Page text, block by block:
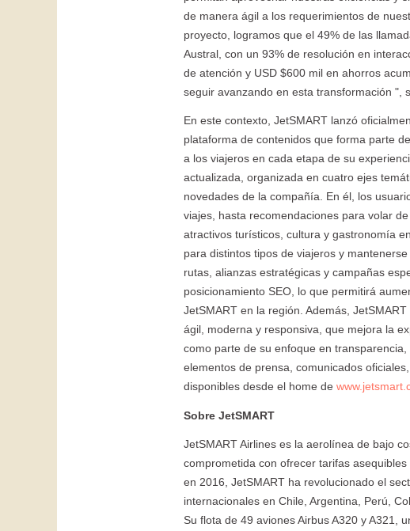
de manera ágil a los requerimientos de
proyecto, logramos que el 49% de las
Austral, con un 93% de resolución en
de atención y USD $600 mil en ahorros
seguir avanzando en esta transformación ",
En este contexto, JetSMART lanzó
plataforma de contenidos que forma parte
a los viajeros en cada etapa de su
actualizada, organizada en cuatro ejes
novedades de la compañía. En él, los
viajes, hasta recomendaciones para volar
atractivos turísticos, cultura y gastronomía
para distintos tipos de viajeros y
rutas, alianzas estratégicas y campañas
posicionamiento SEO, lo que permitirá
JetSMART en la región. Además,
ágil, moderna y responsiva, que mejora la
como parte de su enfoque en
elementos de prensa, comunicados
disponibles desde el home de
Sobre JetSMART
JetSMART Airlines es la aerolínea de bajo
comprometida con ofrecer tarifas
en 2016, JetSMART ha revolucionado el
internacionales en Chile, Argentina, Perú,
Su flota de 49 aviones Airbus A320 y A321,